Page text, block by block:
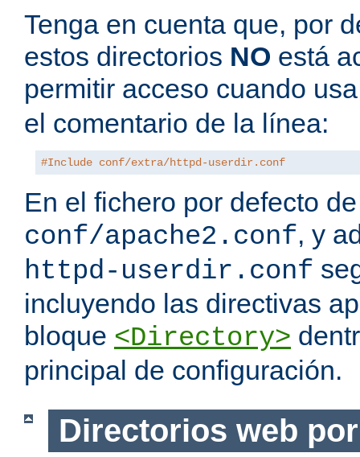
Tenga en cuenta que, por
estos directorios NO está
permitir acceso cuando
el comentario de la línea:
#Include conf/extra/httpd-userdir.conf
En el fichero por defecto
conf/apache2.conf, y
httpd-userdir.conf
incluyendo las directivas
bloque <Directory>
principal de configuración.
Directorios web